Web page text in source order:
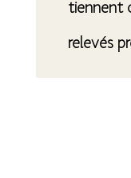
tiennent
relevés